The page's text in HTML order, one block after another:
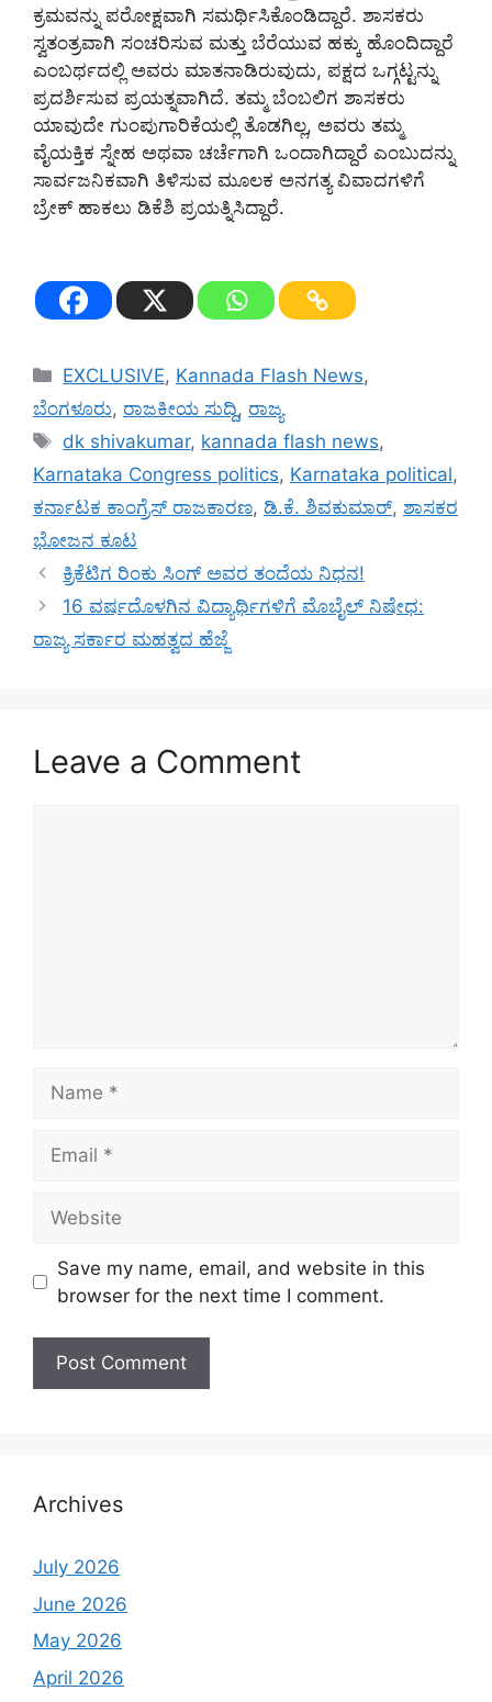
ಕ್ರಮವನ್ನು ಪರೋಕ್ಷವಾಗಿ ಸಮರ್ಥಿಸಿಕೊಂಡಿದ್ದಾರೆ. ಶಾಸಕರು
ಸ್ವತಂತ್ರವಾಗಿ ಸಂಚರಿಸುವ ಮತ್ತು ಬೆರೆಯುವ ಹಕ್ಕು ಹೊಂದಿದ್ದಾರೆ
ಎಂಬರ್ಥದಲ್ಲಿ ಅವರು ಮಾತನಾಡಿರುವುದು, ಪಕ್ಷದ ಒಗ್ಗಟ್ಟನ್ನು
ಪ್ರದರ್ಶಿಸುವ ಪ್ರಯತ್ನವಾಗಿದೆ. ತಮ್ಮ ಬೆಂಬಲಿಗ ಶಾಸಕರು
ಯಾವುದೇ ಗುಂಪುಗಾರಿಕೆಯಲ್ಲಿ ತೊಡಗಿಲ್ಲ, ಅವರು ತಮ್ಮ
ವೈಯಕ್ತಿಕ ಸ್ನೇಹ ಅಥವಾ ಚರ್ಚೆಗಾಗಿ ಒಂದಾಗಿದ್ದಾರೆ ಎಂಬುದನ್ನು
ಸಾರ್ವಜನಿಕವಾಗಿ ತಿಳಿಸುವ ಮೂಲಕ ಅನಗತ್ಯ ವಿವಾದಗಳಿಗೆ
ಬ್ರೇಕ್ ಹಾಕಲು ಡಿಕೆಶಿ ಪ್ರಯತ್ನಿಸಿದ್ದಾರೆ.
Categories
EXCLUSIVE, Kannada Flash News,
ಬೆಂಗಳೂರು, ರಾಜಕೀಯ ಸುದ್ದಿ, ರಾಜ್ಯ
Tags
dk shivakumar, kannada flash news,
Karnataka Congress politics, Karnataka political,
ಕರ್ನಾಟಕ ಕಾಂಗ್ರೆಸ್ ರಾಜಕಾರಣ, ಡಿ.ಕೆ. ಶಿವಕುಮಾರ್, ಶಾಸಕರ
ಭೋಜನ ಕೂಟ
ಕ್ರಿಕೆಟಿಗ ರಿಂಕು ಸಿಂಗ್ ಅವರ ತಂದೆಯ ನಿಧನ!
16 ವರ್ಷದೊಳಗಿನ ವಿದ್ಯಾರ್ಥಿಗಳಿಗೆ ಮೊಬೈಲ್ ನಿಷೇಧ:
ರಾಜ್ಯ ಸರ್ಕಾರ ಮಹತ್ವದ ಹೆಜ್ಜೆ
Leave a Comment
Save my name, email, and website in this
browser for the next time I comment.
Archives
July 2026
June 2026
May 2026
April 2026